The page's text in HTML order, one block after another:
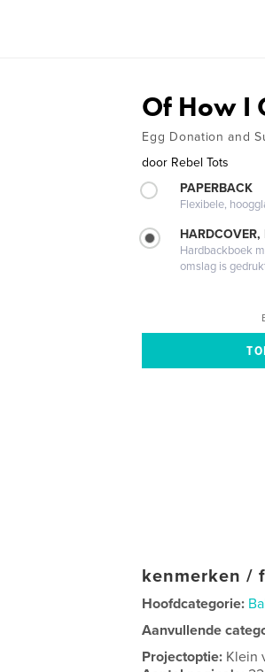
Of How I
Egg Donation and
door Rebel Tots
PAPERBACK
Flexibele,
Hardbackboek
omslag is
kenmerken /
Hoofdcategorie:
Aanvullende
Projectoptie: Klein